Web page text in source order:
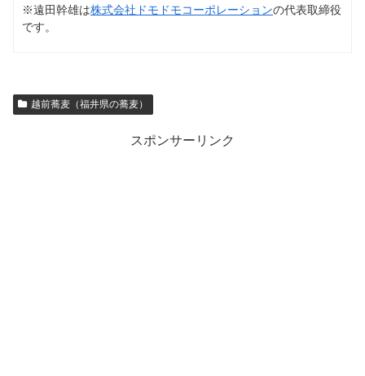
※遠田幹雄は株式会社ドモドモコーポレーションの代表取締役
です。
越前蕎麦（福井県の蕎麦）
スポンサーリンク